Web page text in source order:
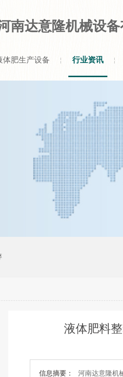
南达意隆机械设备
体肥生产设备 行业资讯
液体肥料
信息摘要：
河南达意隆机